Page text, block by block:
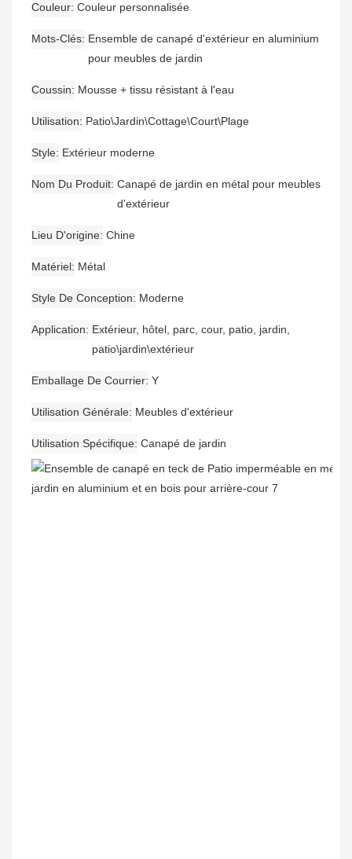
Couleur Couleur personnalisée
Mots-Clés Ensemble de canapé d'extérieur en aluminium
pour meubles de jardin
Coussin Mousse + tissu résistant à l'eau
Utilisation Patio\Jardin\Cottage\Court\Plage
Style Extérieur moderne
Nom Du Produit Canapé de jardin en métal pour meubles
d'extérieur
Lieu D'origine Chine
Matériel Métal
Style De Conception Moderne
Application
Extérieur, hôtel, parc, cour, patio, jardin,
patio\jardin\extérieur
Emballage De Courrier Y
Utilisation Générale Meubles d'extérieur
Utilisation Spécifique Canapé de jardin